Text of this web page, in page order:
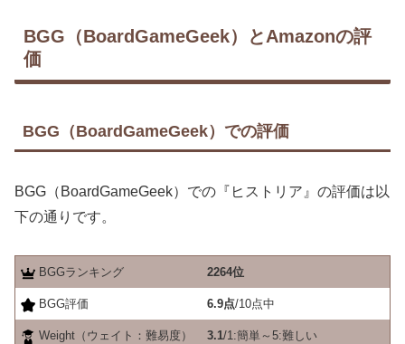
BGG（BoardGameGeek）とAmazonの評
価
BGG（BoardGameGeek）での評価
BGG（BoardGameGeek）での『ヒストリア』の評価は以
下の通りです。
BGGランキング 2264位
BGG評価 6.9点/10点中
Weight（ウェイト：難易度） 3.1/1:簡単～5:難しい